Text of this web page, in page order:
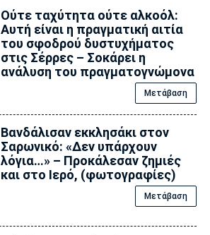
Ούτε ταχύτητα ούτε αλκοόλ:
Αυτή είναι η πραγματική αιτία
του σφοδρού δυστυχήματος
στις Σέρρες – Σοκάρει η
ανάλυση του πραγματογνώμονα
Μετάβαση
Βανδάλισαν εκκλησάκι στον
Σαρωνικό: «Δεν υπάρχουν
λόγια…» – Προκάλεσαν ζημιές
και στο Ιερό, (φωτογραφίες)
Μετάβαση